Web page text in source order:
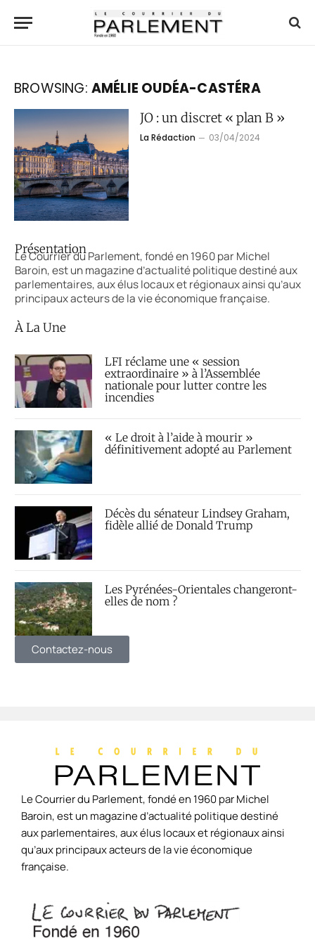
BROWSING: AMÉLIE OUDÉA-CASTÉRA
JO : un discret « plan B »
La Rédaction 03/04/2024
Présentation
Le Courrier du Parlement, fondé en 1960 par Michel
Baroin, est un magazine d’actualité politique destiné aux
parlementaires, aux élus locaux et régionaux ainsi qu’aux
principaux acteurs de la vie économique française.
À La Une
LFI réclame une « session
extraordinaire » à l’Assemblée
nationale pour lutter contre les
incendies
« Le droit à l’aide à mourir »
définitivement adopté au Parlement
Décès du sénateur Lindsey Graham,
fidèle allié de Donald Trump
Les Pyrénées-Orientales changeront-
elles de nom ?
Contactez-nous
Le Courrier du Parlement, fondé en 1960 par Michel
Baroin, est un magazine d’actualité politique destiné
aux parlementaires, aux élus locaux et régionaux ainsi
qu’aux principaux acteurs de la vie économique
française.